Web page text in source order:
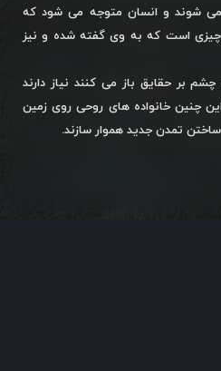
شوند و انسان متوجه می شود که
چیزی است که به وی گفته شده و نیز
بر حقایق باز می کنند نیاز دارند
این چنین خانواده های روحی روی زمین
ساختن تمدن جدید هموار سازند.